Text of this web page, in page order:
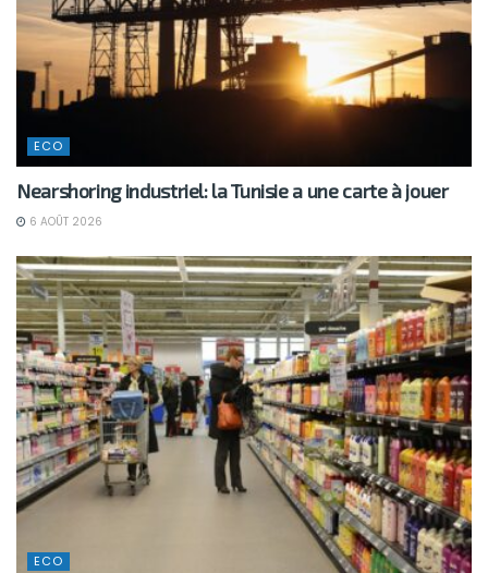
ECO
Nearshoring industriel: la Tunisie a une carte à jouer
6 AOÛT 2026
ECO